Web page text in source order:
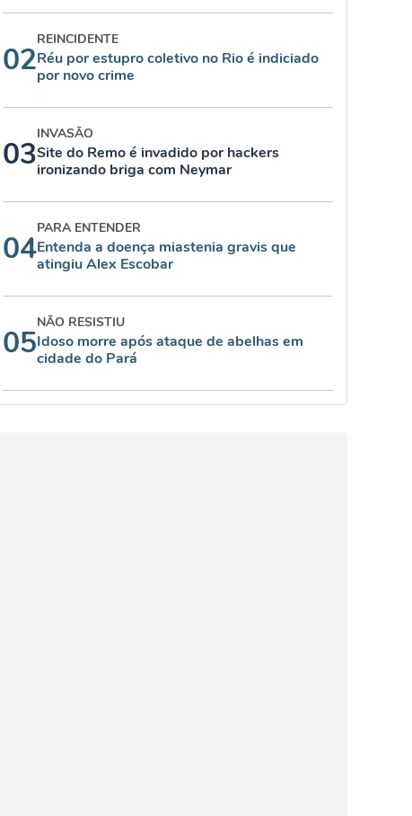
02
REINCIDENTE
Réu por estupro coletivo no Rio é indiciado
por novo crime
03
INVASÃO
Site do Remo é invadido por hackers
ironizando briga com Neymar
04
PARA ENTENDER
Entenda a doença miastenia gravis que
atingiu Alex Escobar
05
NÃO RESISTIU
Idoso morre após ataque de abelhas em
cidade do Pará